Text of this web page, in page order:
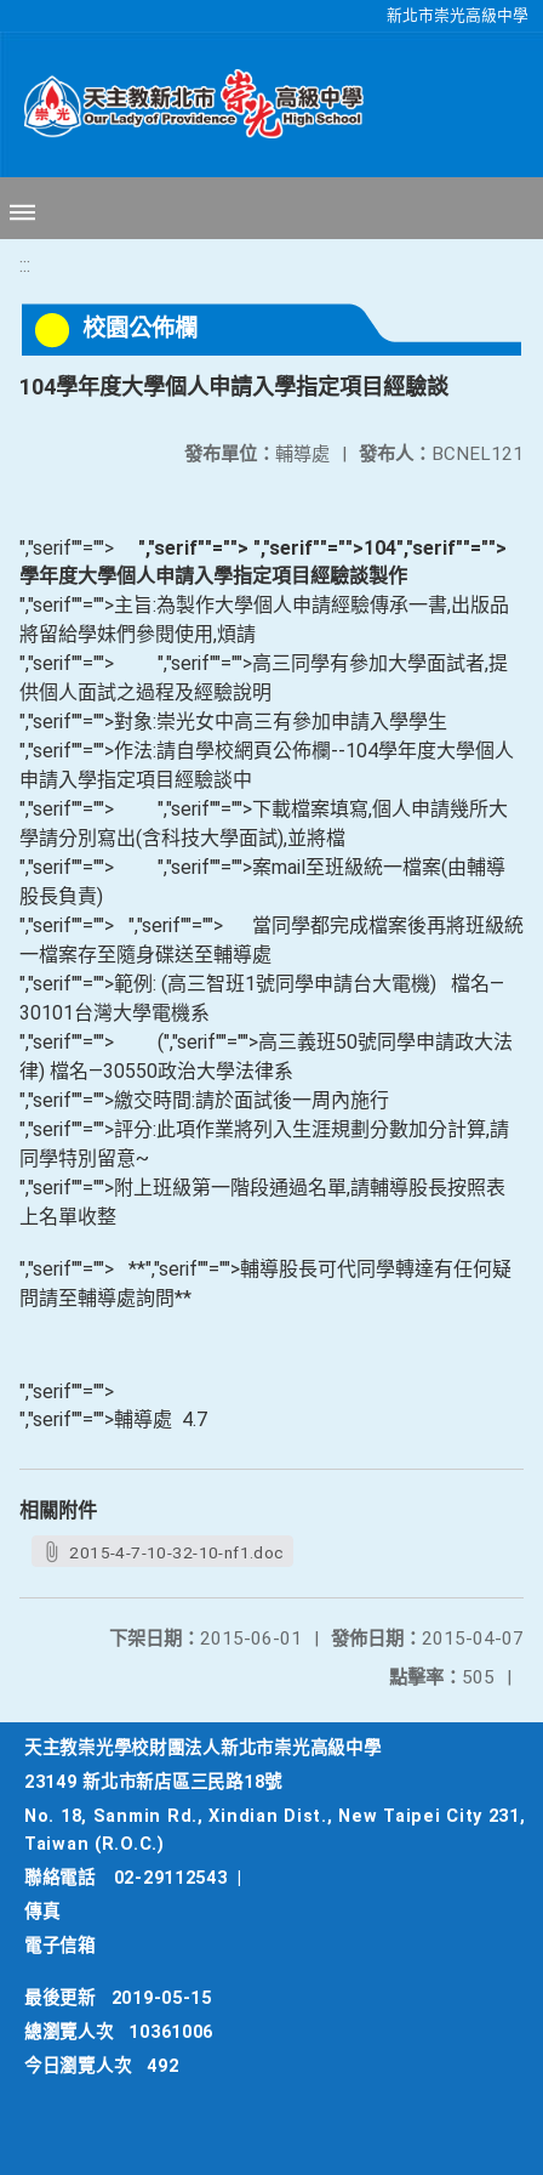
新北市崇光高級中學
:::
校園公佈欄
104學年度大學個人申請入學指定項目經驗談
發布人： BCNEL121
發布單位： 輔導處 |
","serif""=""> ","serif""=""> ","serif""="">104","serif""="">
學年度大學個人申請入學指定項目經驗談製作
","serif""="">主旨:為製作大學個人申請經驗傳承一書,出版品
將留給學妹們參閱使用,煩請
","serif""=""> ","serif""="">高三同學有參加大學面試者,提
供個人面試之過程及經驗說明
","serif""="">對象:崇光女中高三有參加申請入學學生
","serif""="">作法:請自學校網頁公佈欄--104學年度大學個人
申請入學指定項目經驗談中
","serif""=""> ","serif""="">下載檔案填寫,個人申請幾所大
學請分別寫出(含科技大學面試),並將檔
","serif""=""> ","serif""="">案mail至班級統一檔案(由輔導
股長負責)
","serif""=""> ","serif""=""> 當同學都完成檔案後再將班級統
一檔案存至隨身碟送至輔導處
","serif""="">範例: (高三智班1號同學申請台大電機)
檔名—
30101台灣大學電機系
","serif""=""> (","serif""="">高三義班50號同學申請政大法
律) 檔名—30550政治大學法律系
","serif""="">繳交時間:請於面試後一周內施行
","serif""="">評分:此項作業將列入生涯規劃分數加分計算,請
同學特別留意~
","serif""="">附上班級第一階段通過名單,請輔導股長按照表
上名單收整
","serif""=""> **","serif""="">輔導股長可代同學轉達有任何疑
問請至輔導處詢問**
","serif""="">輔導處 4.7
相關附件
2015-4-7-10-32-10-nf1.doc
發佈日期： 2015-04-07
下架日期： 2015-06-01
|
點擊率： 505 |
天主教崇光學校財團法人新北市崇光高級中學
23149 新北市新店區三民路18號
No. 18, Sanmin Rd., Xindian Dist., New Taipei City 231,
Taiwan (R.O.C.)
聯絡電話
02-29112543
傳真
電子信箱
最後更新
2019-05-15
總瀏覽人次
10361006
今日瀏覽人次
492